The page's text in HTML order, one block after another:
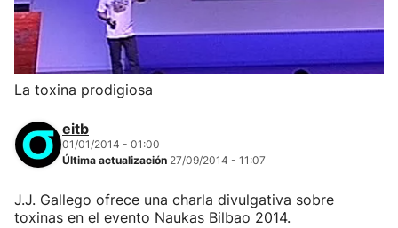
La toxina prodigiosa
eitb
01/01/2014 - 01:00
Última actualización 27/09/2014 - 11:07
J.J. Gallego ofrece una charla divulgativa sobre
toxinas en el evento Naukas Bilbao 2014.